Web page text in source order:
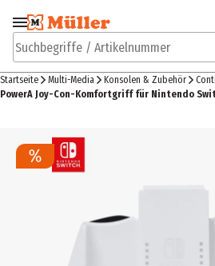
Zur Navigation
springen
Suchbegriffe / Artikelnummer
Startseite Multi-Media Konsolen & Zubehör
PowerA Joy-Con-Komfortgriff für Nintendo